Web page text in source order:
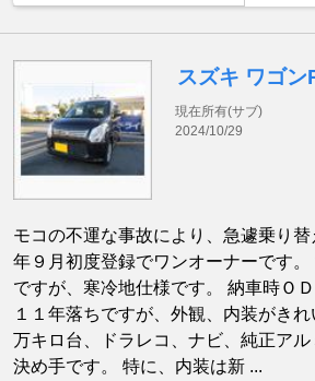
スズキ ワゴン
現在所有(サブ)
2024/10/29
モコの不運な事故により、急遽乗り替
年９月初度登録でワンオーナーです
ですが、寒冷地仕様です。 納車時Ｏ
１１年落ちですが、外観、内装がき
万キロ台、ドラレコ、ナビ、純正ア
決め手です。 特に、内装は新 ...